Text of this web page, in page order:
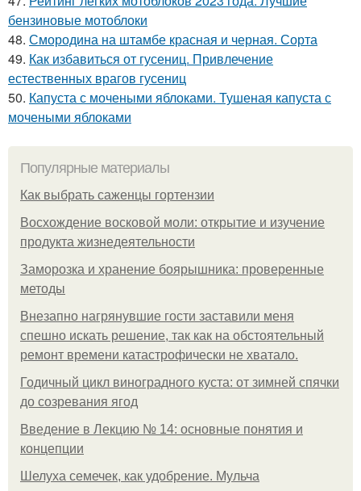
бензиновые мотоблоки
48. Смородина на штамбе красная и черная. Сорта
49. Как избавиться от гусениц. Привлечение
естественных врагов гусениц
50. Капуста с мочеными яблоками. Тушеная капуста с
мочеными яблоками
Популярные материалы
Как выбрать саженцы гортензии
Восхождение восковой моли: открытие и изучение
продукта жизнедеятельности
Заморозка и хранение боярышника: проверенные
методы
Внезапно нагрянувшие гости заставили меня
спешно искать решение, так как на обстоятельный
ремонт времени катастрофически не хватало.
Годичный цикл виноградного куста: от зимней спячки
до созревания ягод
Введение в Лекцию № 14: основные понятия и
концепции
Шелуха семечек, как удобрение. Мульча